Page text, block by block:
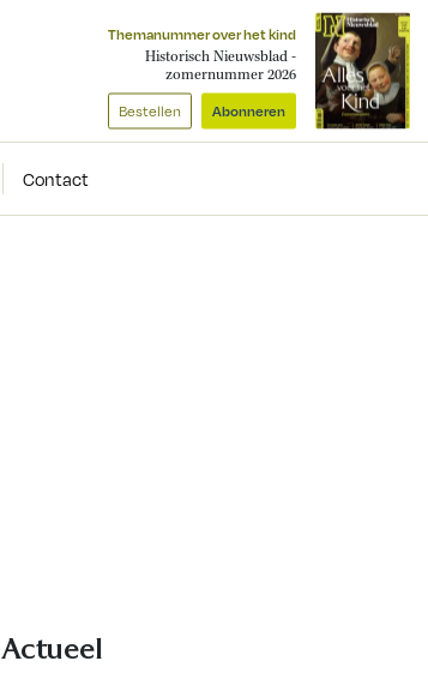
Themanummer over het kind
Historisch Nieuwsblad -
zomernummer 2026
Bestellen Abonneren
Contact
Actueel